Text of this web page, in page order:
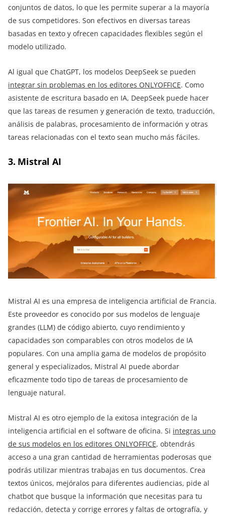
conjuntos de datos, lo que les permite superar a la mayoría
de sus competidores. Son efectivos en diversas tareas
basadas en texto y ofrecen capacidades flexibles según el
modelo utilizado.
Al igual que ChatGPT, los modelos DeepSeek se pueden
integrar sin problemas en los editores ONLYOFFICE. Como
asistente de escritura basado en IA, DeepSeek puede hacer
que las tareas de resumen y generación de texto, traducción,
análisis de palabras, procesamiento de información y otras
tareas relacionadas con el texto sean mucho más fáciles.
3. Mistral AI
Mistral AI es una empresa de inteligencia artificial de Francia.
Este proveedor es conocido por sus modelos de lenguaje
grandes (LLM) de código abierto, cuyo rendimiento y
capacidades son comparables con otros modelos de IA
populares. Con una amplia gama de modelos de propósito
general y especializados, Mistral AI puede abordar
eficazmente todo tipo de tareas de procesamiento de
lenguaje natural.
Mistral AI es otro ejemplo de la exitosa integración de la
inteligencia artificial en el software de oficina. Si integras uno
de sus modelos en los editores ONLYOFFICE, obtendrás
acceso a una gran cantidad de herramientas poderosas que
podrás utilizar mientras trabajas en tus documentos. Crea
textos únicos, mejóralos para diferentes audiencias, pide al
chatbot que busque la información que necesitas para tu
redacción, detecta y corrige errores y faltas de ortografía, y